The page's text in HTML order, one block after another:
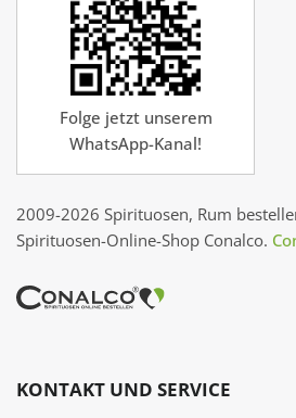
Folge jetzt unserem
WhatsApp-Kanal!
2009-2026 Spirituosen, Rum
Spirituosen-Online-Shop Conalco.
KONTAKT UND SERVICE